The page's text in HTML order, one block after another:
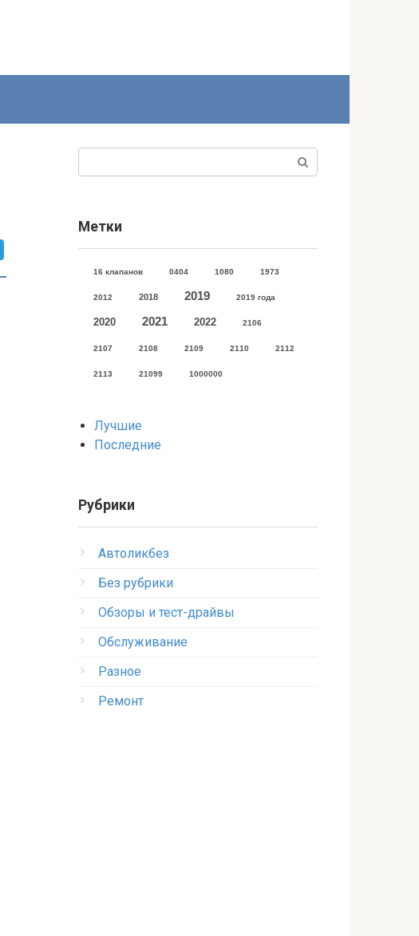
Метки
16 клапанов 0404 1080 1973
2012 2018 2019 2019 года
2020 2021 2022 2106
2107 2108 2109 2110 2112
2113 21099 1000000
Лучшие
Последние
Рубрики
Автоликбез
Без рубрики
Обзоры и тест-драйвы
Обслуживание
Разное
Ремонт